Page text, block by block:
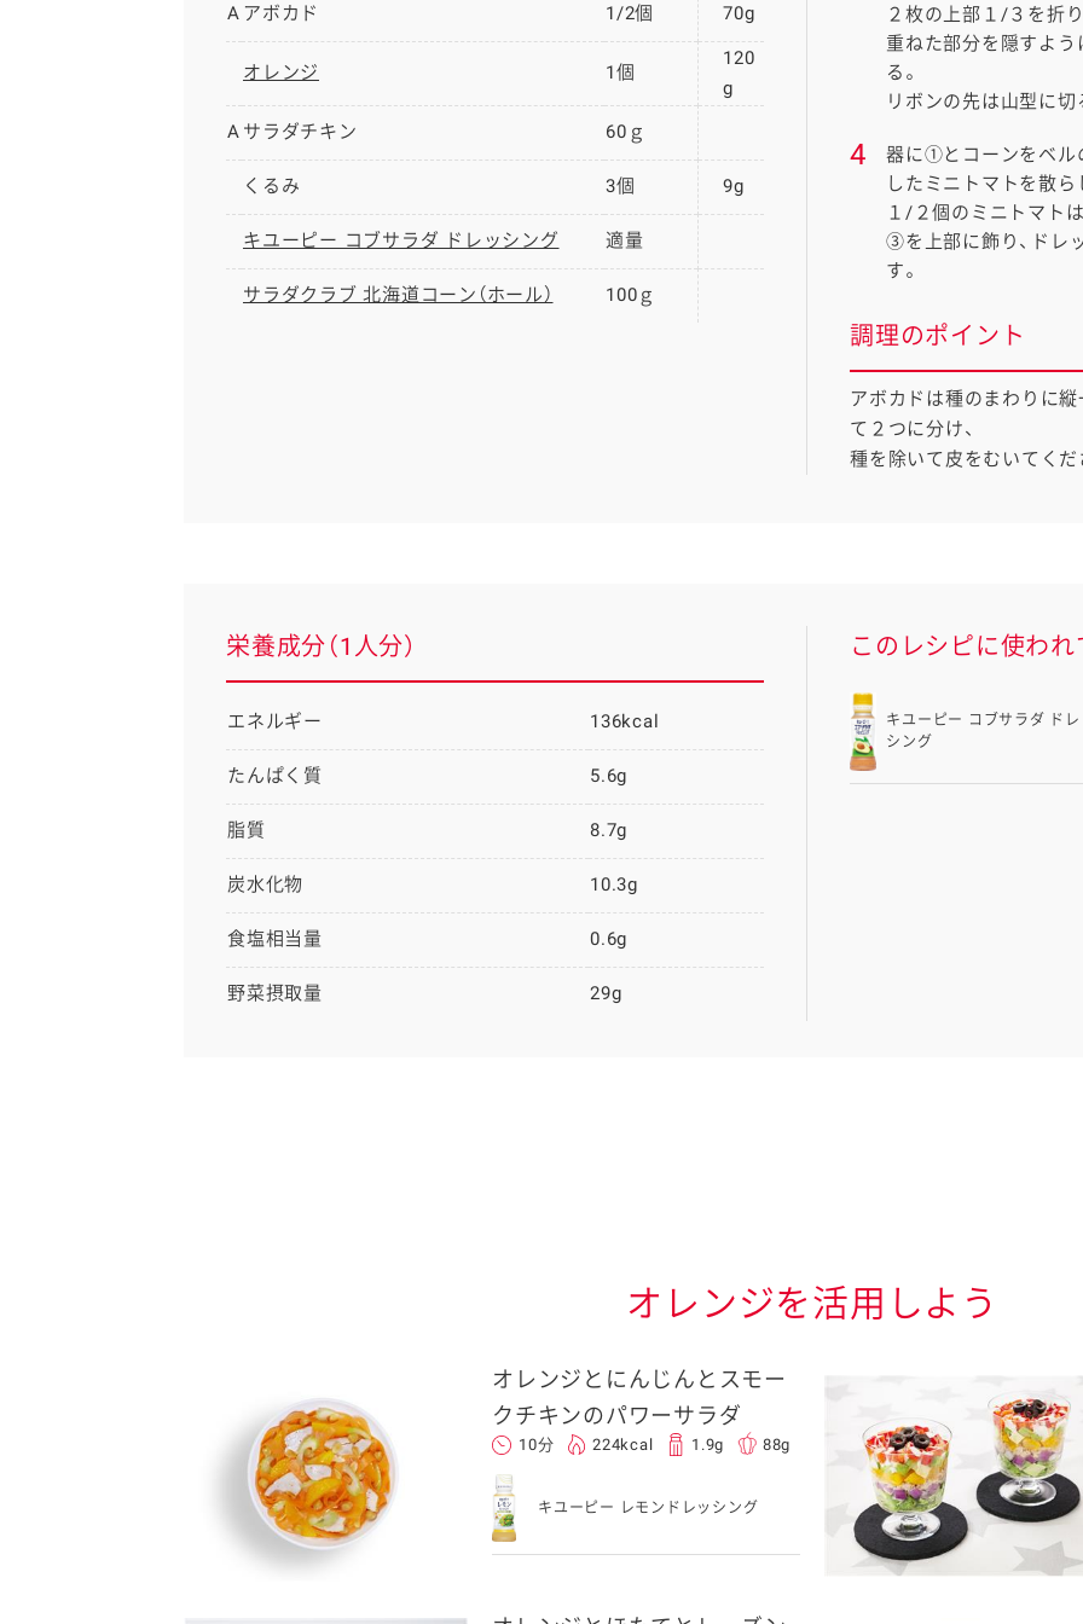
A アボカド 1/2個 70g
オレンジ 1個
120
g
A サラダチキン 60ｇ
くるみ 3個 9g
キユーピー コブサラダ ドレッシング 適量
サラダクラブ 北海道コーン（ホール） 100ｇ
２枚の上部１/３を折
重ねた部分を隠すよう
る。
リボンの先は山型に切
4
器に①とコーンをベル
したミニトマトを散ら
１/２個のミニトマト
③を上部に飾り、ドレ
す。
調理のポイント
アボカドは種のまわりに
て２つに分け、
種を除いて皮をむいてくだ
栄養成分（1人分）
エネルギー 136kcal
たんぱく質 5.6g
脂質 8.7g
炭水化物 10.3g
食塩相当量 0.6g
野菜摂取量 29g
このレシピに使わ
キユーピー コブサラダ ドレ
シング
オレンジを活用しよう
オレンジとにんじんとスモー
クチキンのパワーサラダ
10分 224kcal 1.9g 88g
キユーピー レモンドレッシング